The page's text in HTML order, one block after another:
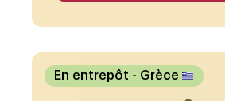
En entrepôt - Grèce